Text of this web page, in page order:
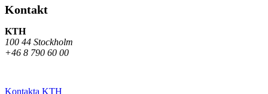
Kontakt
KTH
100 44 Stockholm
+46 8 790 60 00
Kontakta KTH